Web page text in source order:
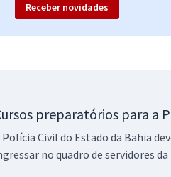
Receber novidades
preparatórios para a
Polícia Civil do Estado da Bahia
no quadro de servidores